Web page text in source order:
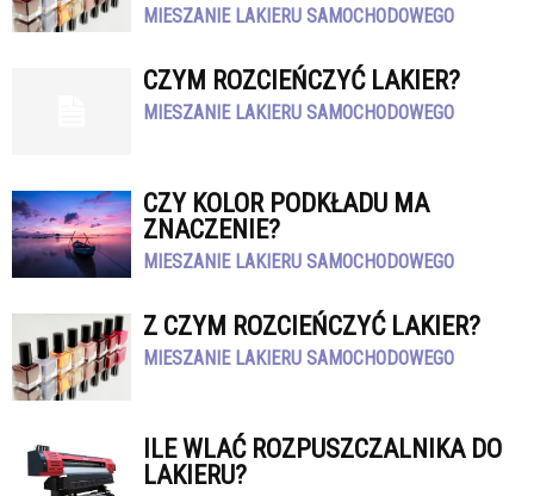
MIESZANIE LAKIERU SAMOCHODOWEGO
CZYM ROZCIEŃCZYĆ LAKIER?
MIESZANIE LAKIERU SAMOCHODOWEGO
CZY KOLOR PODKŁADU MA
ZNACZENIE?
MIESZANIE LAKIERU SAMOCHODOWEGO
Z CZYM ROZCIEŃCZYĆ LAKIER?
MIESZANIE LAKIERU SAMOCHODOWEGO
ILE WLAĆ ROZPUSZCZALNIKA DO
LAKIERU?